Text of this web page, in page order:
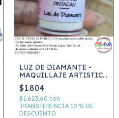
LUZ DE DIAMANTE -
MAQUILLAJE ARTISTICO
TEATRAL C.0974
$1.804
$1.623,60 con
TRANSFERENCIA 10 % DE
DESCUENTO